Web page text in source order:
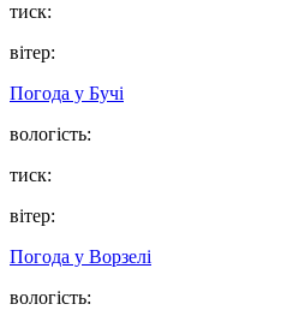
тиск:
вітер:
Погода у Бучі
вологість:
тиск:
вітер:
Погода у Ворзелі
вологість: